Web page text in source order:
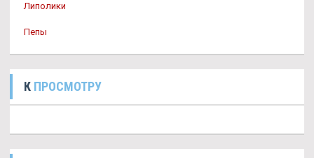
Липолики
Пепы
К ПРОСМОТРУ